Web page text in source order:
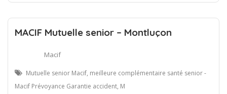
MACIF Mutuelle senior – Montluçon
Macif
Mutuelle senior Macif, meilleure complémentaire santé senior -
Macif Prévoyance Garantie accident, M